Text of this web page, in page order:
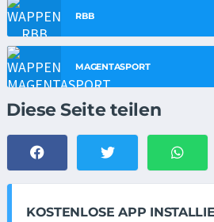
RBB
MAGENTASPORT
Diese Seite teilen
KOSTENLOSE APP